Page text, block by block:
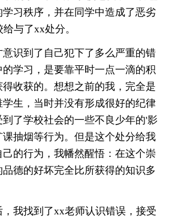
习秩序，并在同学中造成了恶劣
与了xx处分。
识到了自己犯下了多么严重的错
学习，是要靠平时一点一滴的积
收获的。想想之前的我，完全是
生，当时并没有形成很好的纪律
了学校社会的一些不良少年的'影
抽烟等行为。但是这个处分给我
的行为，我幡然醒悟：在这个崇
德的好坏完全比所获得的知识多
我找到了xx老师认识错误，接受